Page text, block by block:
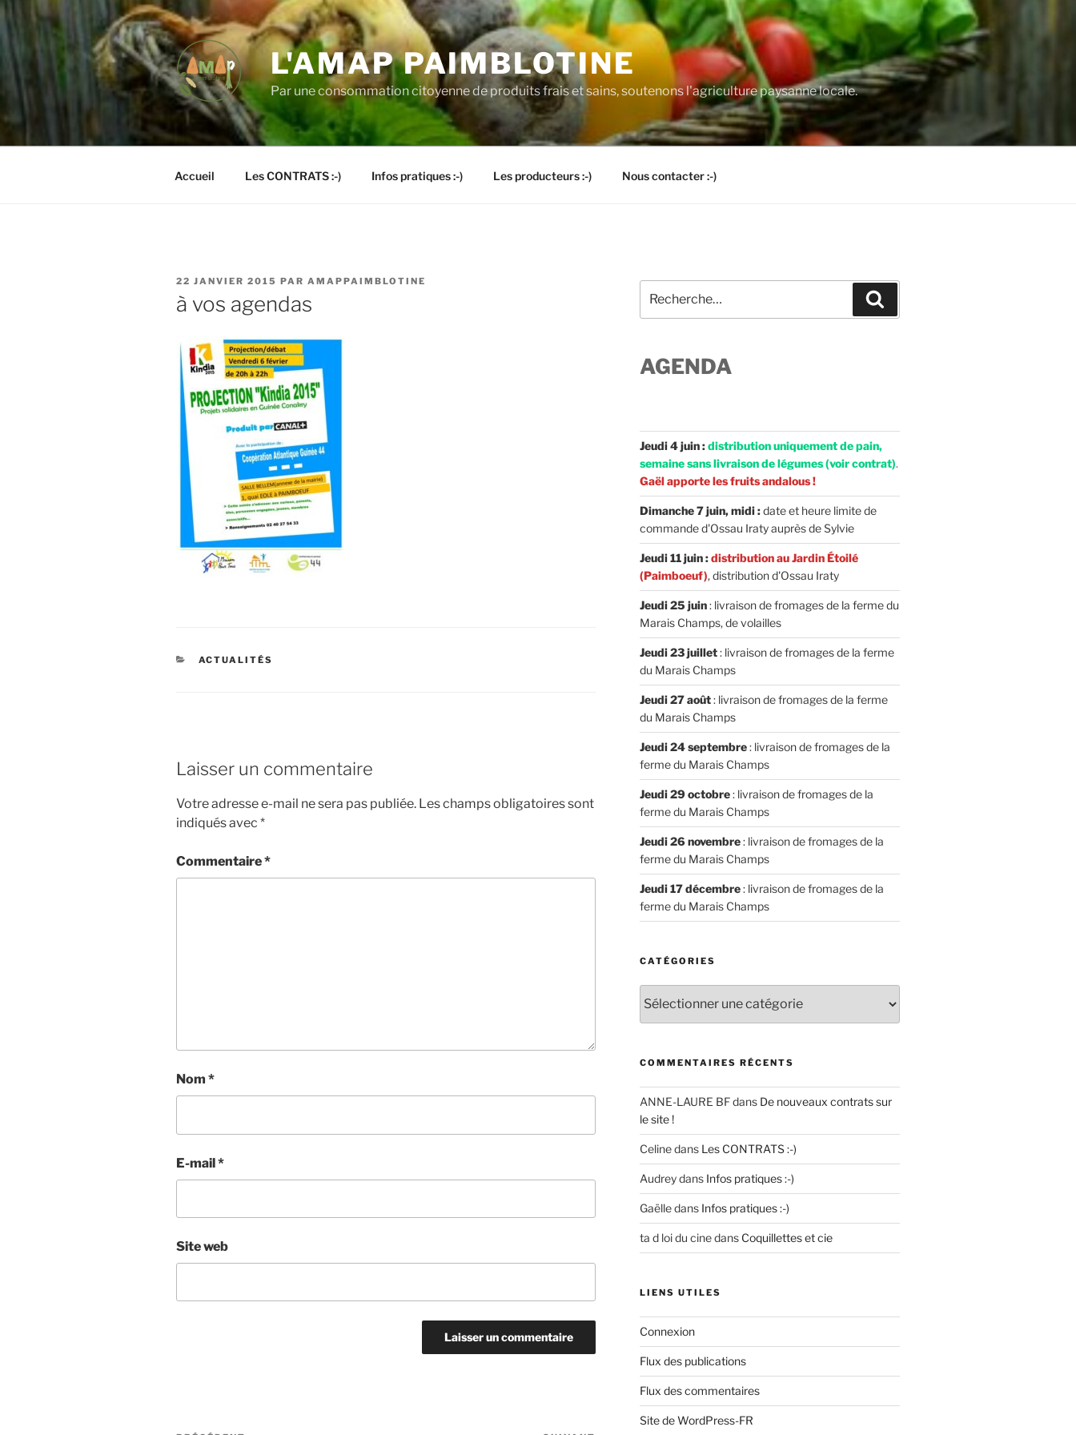
Aller
L'AMAP PAIMBLOTINE
Par une consommation citoyenne de produits frais et sains, soutenons l'agriculture paysanne locale.
Accueil Les CONTRATS :-) Infos pratiques :-) Les producteurs :-) Nous contacter :-)
PUBLIÉ
LE
22 JANVIER 2015 PAR AMAPPAIMBLOTINE
à vos agendas
CATÉGORIES
ACTUALITÉS
Laisser un commentaire
Votre adresse e-mail ne sera pas publiée. Les champs obligatoires sont
indiqués avec *
Commentaire*
Nom *
E-mail*
Site web
pour
:
AGENDA
Jeudi 4 juin : distribution uniquement de pain,
semaine sans livraison de légumes (voir contrat).
Gaël apporte les fruits andalous !
Dimanche 7 juin, midi :date et heure limite de
commande d'Ossau Iraty auprès de Sylvie
Jeudi 11 juin :distribution au Jardin Étoilé
(Paimboeuf), distribution d'Ossau Iraty
Jeudi 25 juin: livraison de fromages de la ferme du
Marais Champs, de volailles
Jeudi 23 juillet: livraison de fromages de la ferme
du Marais Champs
Jeudi 27 août: livraison de fromages de la ferme
du Marais Champs
Jeudi 24 septembre: livraison de fromages de la
ferme du Marais Champs
Jeudi 29 octobre: livraison de fromages de la
ferme du Marais Champs
Jeudi 26 novembre: livraison de fromages de la
ferme du Marais Champs
Jeudi 17 décembre: livraison de fromages de la
ferme du Marais Champs
CATÉGORIES
COMMENTAIRES RÉCENTS
ANNE-LAURE BFdans De nouveaux contrats sur
le site !
Celinedans Les CONTRATS :-)
Audreydans Infos pratiques :-)
Gaëlledans Infos pratiques :-)
ta d loi du cinedans Coquillettes et cie
LIENS UTILES
Connexion
Flux des publications
Flux des commentaires
Site de WordPress-FR